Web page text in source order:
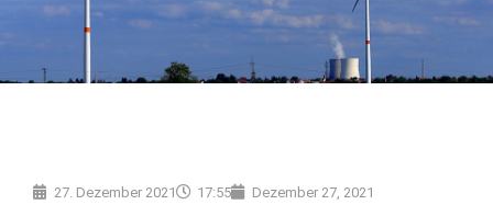
27. Dezember 2021 17:55 Dezember 27, 2021